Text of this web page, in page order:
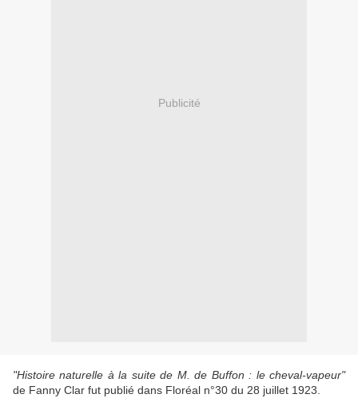
Publicité
"Histoire naturelle à la suite de M. de Buffon : le cheval-vapeur"
de Fanny Clar fut publié dans Floréal n°30 du 28 juillet 1923.